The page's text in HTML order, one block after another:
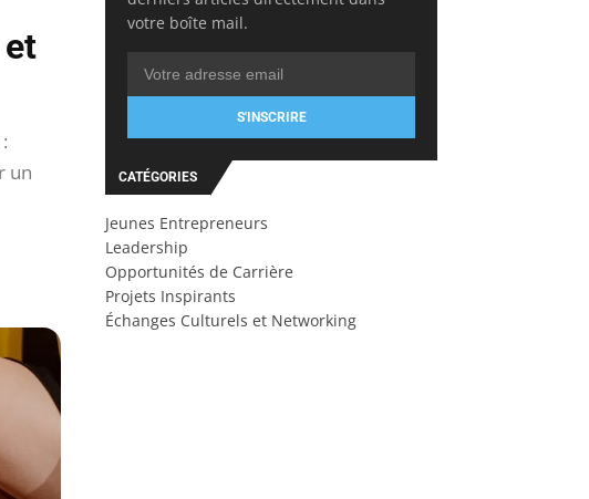
un
votre boîte mail.
S'INSCRIRE
CATÉGORIES
Jeunes Entrepreneurs
Leadership
Opportunités de Carrière
Projets Inspirants
Échanges Culturels et Networking